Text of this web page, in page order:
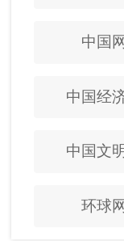
中国网
中国经
中国文
环球